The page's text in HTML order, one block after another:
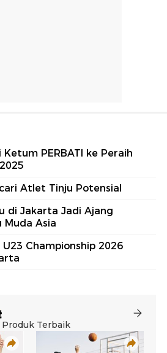
PERBATI ke Peraih
Atlet Tinju Potensial
di Jakarta Jadi Ajang
Muda Asia
Championship 2026